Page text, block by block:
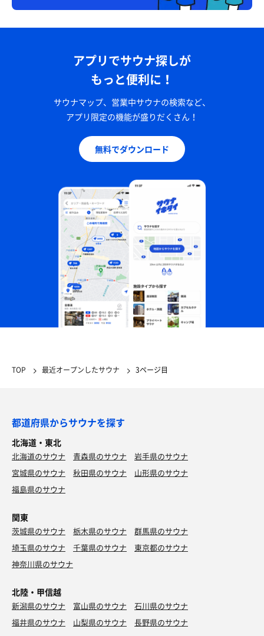
アプリでサウナ探しが
もっと便利に！
サウナマップ、営業中サウナの検索など、
アプリ限定の機能が盛りだくさん！
無料でダウンロード
TOP 最近オープンしたサウナ 3ページ目
都道府県からサウナを探す
北海道・東北
北海道のサウナ 青森県のサウナ
岩手県のサウナ
宮城県のサウナ
秋田県のサウナ
山形県のサウナ
福島県のサウナ
関東
茨城県のサウナ 栃木県のサウナ
群馬県のサウナ
埼玉県のサウナ
千葉県のサウナ
東京都のサウナ
神奈川県のサウナ
北陸・甲信越
新潟県のサウナ 富山県のサウナ
石川県のサウナ
福井県のサウナ
山梨県のサウナ 長野県のサウナ